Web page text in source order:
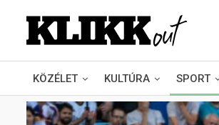
KÖZÉLET KULTÚRA SPORT